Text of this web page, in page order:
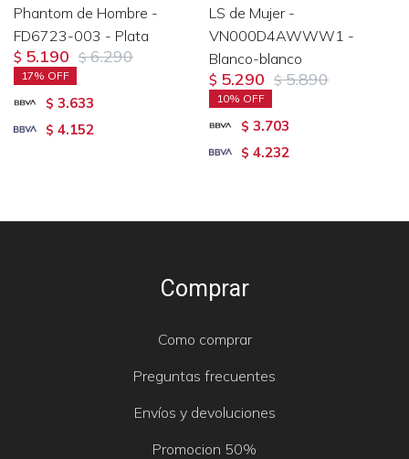
Phantom de Hombre -
FD6723-003 - Plata
$ 5.190 $ 6.290
17
$ 3.633
$ 4.152
LS de Mujer -
VN000D4AWWW1 -
Blanco-blanco
$ 5.290 $ 5.890
10
$ 3.703
$ 4.232
Comprar
Como comprar
Preguntas frecuentes
Envíos y devoluciones
Promocion 50%